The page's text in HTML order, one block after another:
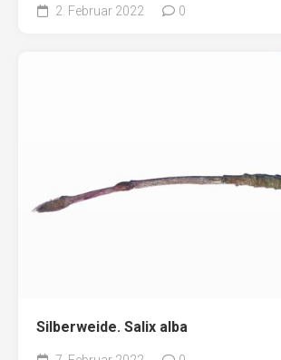
2. Februar 2022 0
Silberweide. Salix alba